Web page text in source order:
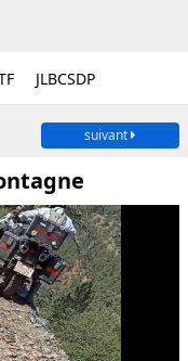
JLBCSDP
suivant